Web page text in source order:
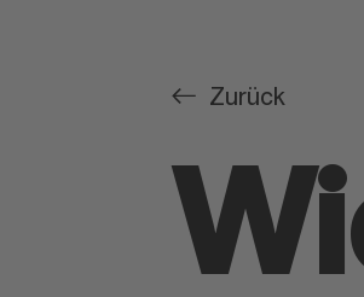
Zurück